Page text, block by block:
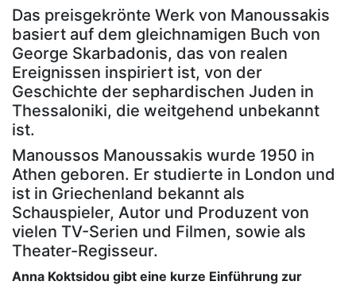
Das preisgekrönte Werk von Manoussakis
basiert auf dem gleichnamigen Buch von
George Skarbadonis, das von realen
Ereignissen inspiriert ist, von der
Geschichte der sephardischen Juden in
Thessaloniki, die weitgehend unbekannt
ist.
Manoussos Manoussakis wurde 1950 in
Athen geboren. Er studierte in London und
ist in Griechenland bekannt als
Schauspieler, Autor und Produzent von
vielen TV-Serien und Filmen, sowie als
Theater-Regisseur.
Anna Koktsidou gibt eine kurze Einführung zur